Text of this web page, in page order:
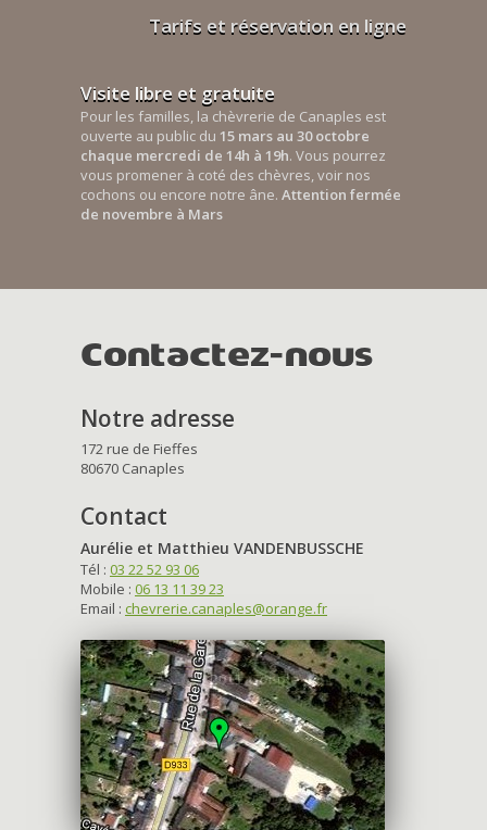
Tarifs et réservation en ligne
Visite libre et gratuite
Pour les familles, la chèvrerie de Canaples est
ouverte au public du 15 mars au 30 octobre
chaque mercredi de 14h à 19h. Vous pourrez
vous promener à coté des chèvres, voir nos
cochons ou encore notre âne. Attention fermée
de novembre à Mars
Contactez-nous
Notre adresse
172 rue de Fieffes
80670 Canaples
Contact
Aurélie et Matthieu VANDENBUSSCHE
Tél : 03 22 52 93 06
Mobile : 06 13 11 39 23
Email : chevrerie.canaples@orange.fr